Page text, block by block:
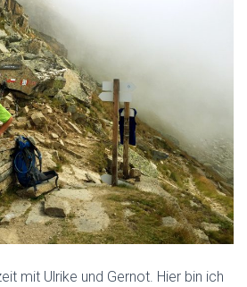
mit Ulrike und Gernot. Hier bin ich